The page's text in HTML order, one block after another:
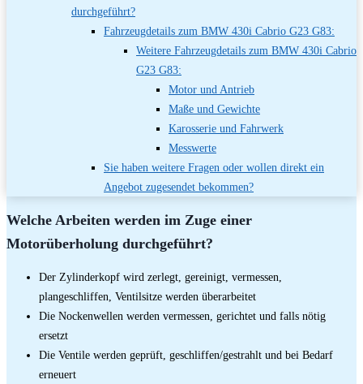
durchgeführt?
Fahrzeugdetails zum BMW 430i Cabrio G23 G83:
Weitere Fahrzeugdetails zum BMW 430i Cabrio
G23 G83:
Motor und Antrieb
Maße und Gewichte
Karosserie und Fahrwerk
Messwerte
Sie haben weitere Fragen oder wollen direkt ein
Angebot zugesendet bekommen?
Welche Arbeiten werden im Zuge einer
Motorüberholung durchgeführt?
Der Zylinderkopf wird zerlegt, gereinigt, vermessen,
plangeschliffen, Ventilsitze werden überarbeitet
Die Nockenwellen werden vermessen, gerichtet und falls nötig
ersetzt
Die Ventile werden geprüft, geschliffen/gestrahlt und bei Bedarf
erneuert